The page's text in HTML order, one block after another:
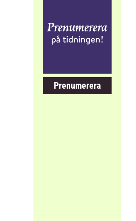
Prenumerera